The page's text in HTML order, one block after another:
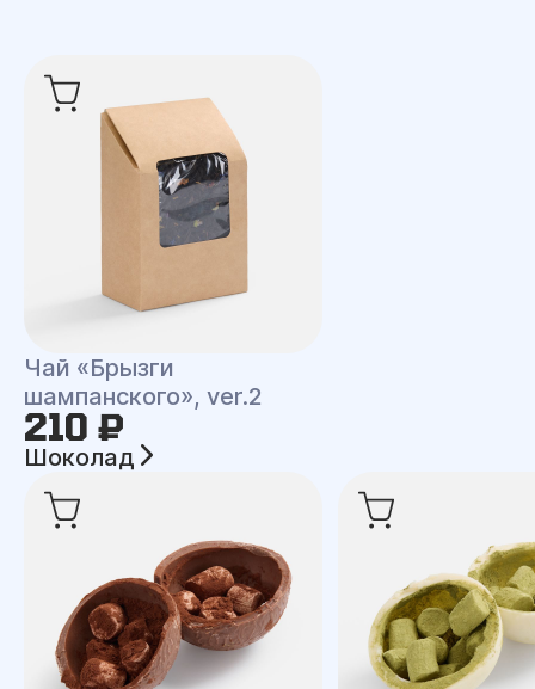
Чай «Брызги
шампанского», ver.2
210 ₽
Шоколад